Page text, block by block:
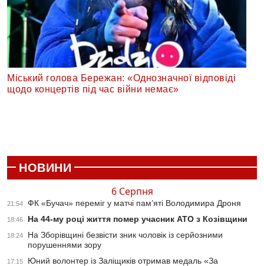
Міський голова Бережан: «Однозначної відповіді
щодо концертів під час війни немає»
НОВИНИ
6 Серпня
21:54 ФК «Бучач» переміг у матчі пам’яті Володимира Дроня
18:46 На 44-му році життя помер учасник АТО з Козівщини
18:24
На Зборівщині безвісти зник чоловік із серйозними
порушеннями зору
17:15 Юний волонтер із Заліщиків отримав медаль «За